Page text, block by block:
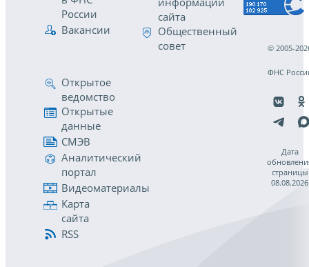
России
Вакансии
сайта
Общественный
совет
Открытое
ведомство
Открытые
данные
СМЭВ
Аналитический
портал
Видеоматериалы
Карта
сайта
RSS
© 2005-
ФНС
Дата
страницы
08.08.2026